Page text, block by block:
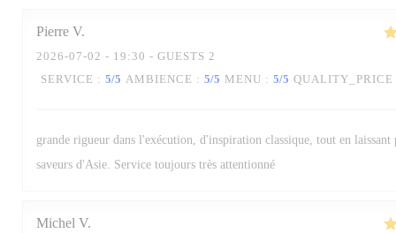
Pierre V
2026-07-02 - 19:30 - GUESTS 2
SERVICE : 5/5 AMBIENCE : 5/5 MENU : 5/5 QUALITY_PRICE
grande rigueur dans l'exécution, d'inspiration classique, tout en laissant
saveurs d'Asie. Service toujours très attentionné
Michel V